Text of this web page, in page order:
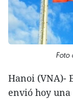
Foto
Hanoi (VNA)-
envió hoy